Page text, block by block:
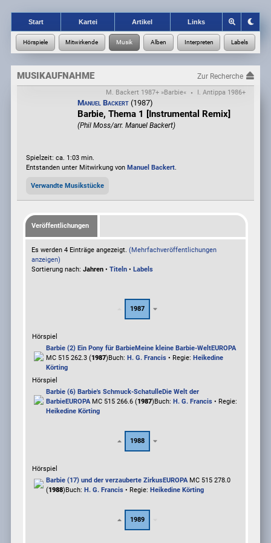
Start Kartei Artikel Links
MUSIKAUFNAHME Zur Recherche
M. Backert 1987+ »Barbie« • I. Antippa 1986+
Manuel Backert(1987)
Barbie, Thema 1 [Instrumental Remix]
(Phil Moss/arr. Manuel Backert)
Spielzeit: ca. 1:03 min.
Entstanden unter Mitwirkung von Manuel Backert.
Verwandte Musikstücke
Veröffentlichungen
Es werden 4 Einträge angezeigt. (Mehrfachveröffentlichungen
anzeigen)
Sortierung nach: Jahren• Titeln• Labels
1987
Hörspiel
Barbie (2) Ein Pony für BarbieMeine kleine Barbie-WeltEUROPA
MC 515 262.3 (1987)Buch: H. G. Francis• Regie: Heikedine
Körting
Hörspiel
Barbie (6) Barbie's Schmuck-SchatulleDie Welt der
BarbieEUROPAMC 515 266.6 (1987)Buch: H. G. Francis• Regie:
Heikedine Körting
1988
Hörspiel
Barbie (17) und der verzauberte ZirkusEUROPAMC 515 278.0
(1988)Buch: H. G. Francis• Regie: Heikedine Körting
1989